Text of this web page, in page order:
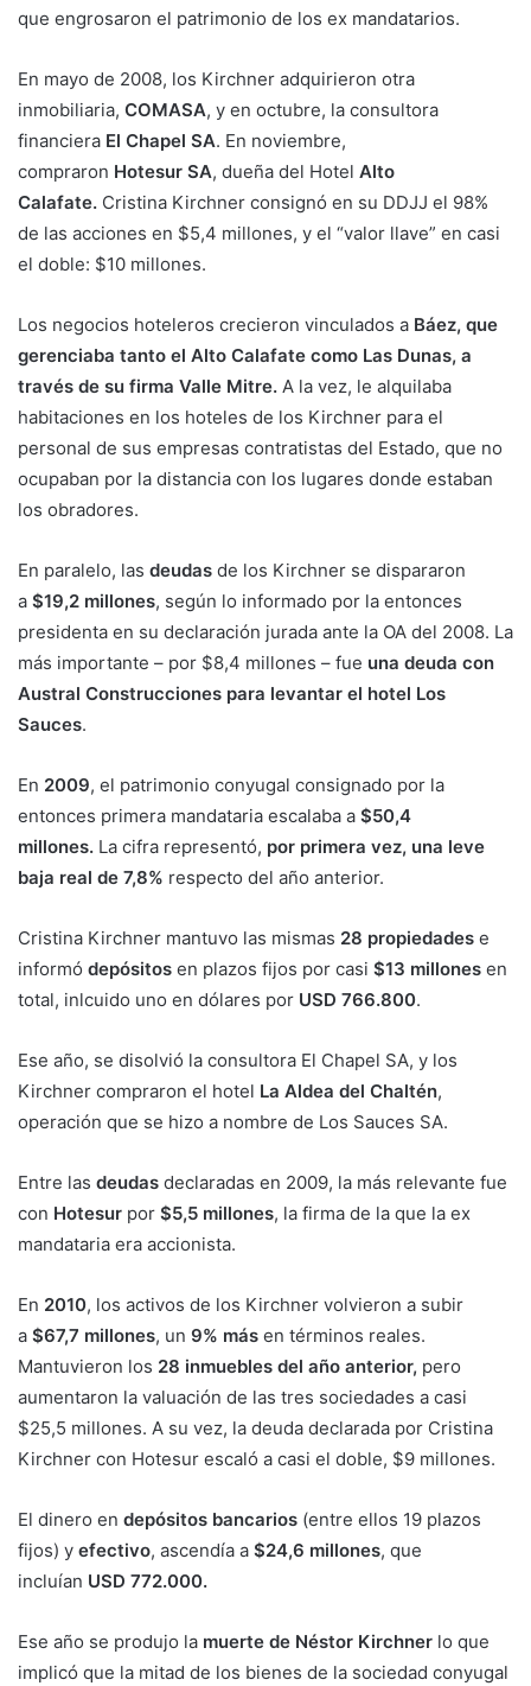
que engrosaron el patrimonio de los ex mandatarios.
En mayo de 2008, los Kirchner adquirieron otra
inmobiliaria, COMASA, y en octubre, la consultora
financiera El Chapel SA. En noviembre,
compraron Hotesur SA, dueña del Hotel Alto
Calafate. Cristina Kirchner consignó en su DDJJ el 98%
de las acciones en $5,4 millones, y el “valor llave” en casi
el doble: $10 millones.
Los negocios hoteleros crecieron vinculados a Báez, que
gerenciaba tanto el Alto Calafate como Las Dunas, a
través de su firma Valle Mitre. A la vez, le alquilaba
habitaciones en los hoteles de los Kirchner para el
personal de sus empresas contratistas del Estado, que no
ocupaban por la distancia con los lugares donde estaban
los obradores.
En paralelo, las deudas de los Kirchner se dispararon
a $19,2 millones, según lo informado por la entonces
presidenta en su declaración jurada ante la OA del 2008. La
más importante – por $8,4 millones – fue una deuda con
Austral Construcciones para levantar el hotel Los
Sauces.
En 2009, el patrimonio conyugal consignado por la
entonces primera mandataria escalaba a $50,4
millones. La cifra representó, por primera vez, una leve
baja real de 7,8% respecto del año anterior.
Cristina Kirchner mantuvo las mismas 28 propiedades e
informó depósitos en plazos fijos por casi $13 millones en
total, inlcuido uno en dólares por USD 766.800.
Ese año, se disolvió la consultora El Chapel SA, y los
Kirchner compraron el hotel La Aldea del Chaltén,
operación que se hizo a nombre de Los Sauces SA.
Entre las deudas declaradas en 2009, la más relevante fue
con Hotesur por $5,5 millones, la firma de la que la ex
mandataria era accionista.
En 2010, los activos de los Kirchner volvieron a subir
a $67,7 millones, un 9% más en términos reales.
Mantuvieron los 28 inmuebles del año anterior, pero
aumentaron la valuación de las tres sociedades a casi
$25,5 millones. A su vez, la deuda declarada por Cristina
Kirchner con Hotesur escaló a casi el doble, $9 millones.
El dinero en depósitos bancarios (entre ellos 19 plazos
fijos) y efectivo, ascendía a $24,6 millones, que
incluían USD 772.000.
Ese año se produjo la muerte de Néstor Kirchner lo que
implicó que la mitad de los bienes de la sociedad conyugal